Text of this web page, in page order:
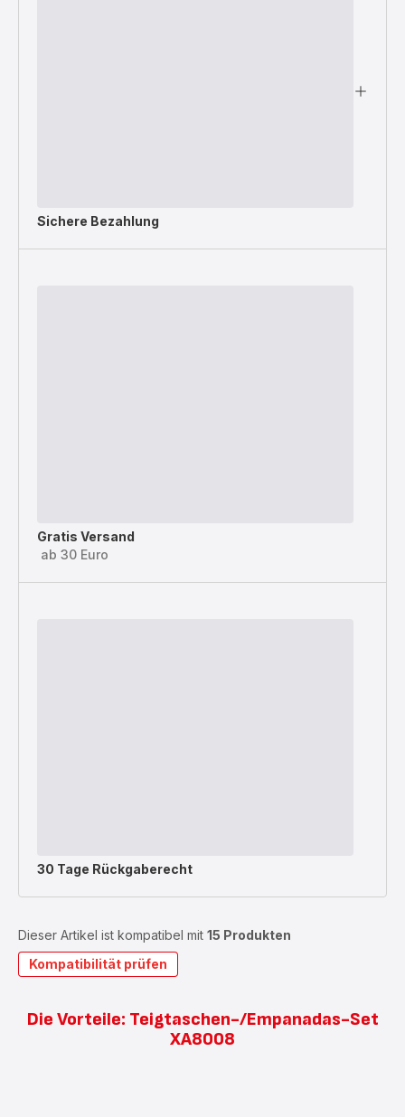
Sichere Bezahlung
Gratis Versand
ab 30 Euro
30 Tage Rückgaberecht
Dieser Artikel ist kompatibel mit 15 Produkten
Kompatibilität prüfen
Die Vorteile: Teigtaschen-/Empanadas-Set
XA8008